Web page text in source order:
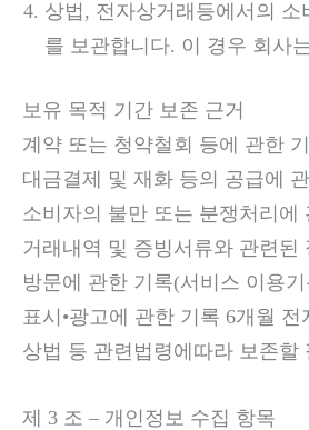
상법, 전자상거래등에서의
를 보관합니다. 이 경우 회사
보유 목적 기간 보존 근거
계약 또는 청약철회 등에 관한
대금결제 및 재화 등의 공급에
소비자의 불만 또는 분쟁처리
거래내역 및 증빙서류와 관련된
방문에 관한 기록(서비스 이용
표시•광고에 관한 기록 6개월
상법 등 관련법령에따라 보존할
제 3 조 – 개인정보 수집 항목